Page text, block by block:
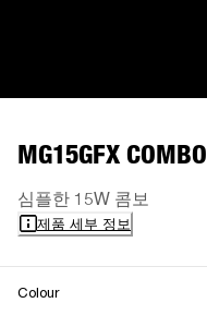
MG15GFX COMBO
심플한 15W 콤보
제품 세부 정보
Colour